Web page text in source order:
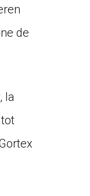
de
la